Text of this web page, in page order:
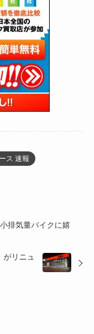
ス 速報
排気量バイクに嬉
リニュ